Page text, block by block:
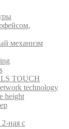
механизм
TOUCH
technology
height
ная с